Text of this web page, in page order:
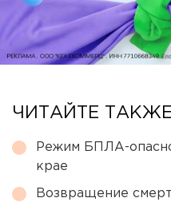
ЧИТАЙТЕ
Режим БПЛА-
крае
Возвращение